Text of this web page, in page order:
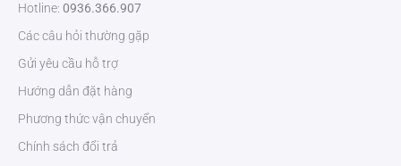
Nếu quý khách hàng muốn có nhu cầu sử dụng sản phẩm
ZKTeco Việt Namqua hotline: 0936611372 để được tư vấn và báo
giá cụ thể .
Hotline: 0936.366.907
Các câu hỏi thường gặp
Gửi yêu cầu hỗ trợ
Hướng dẫn đặt hàng
Phương thức vận chuyển
Chính sách đổi trả